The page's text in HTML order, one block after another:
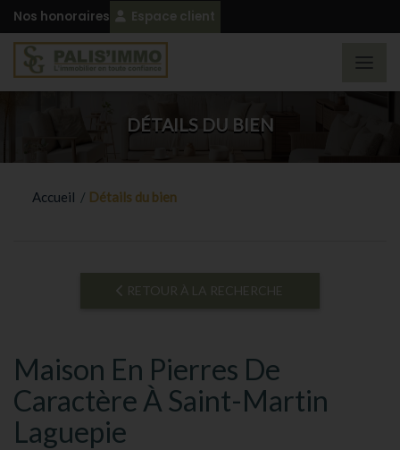
Nos honoraires Espace client
DÉTAILS DU BIEN
Accueil / Détails du bien
RETOUR À LA RECHERCHE
Maison En Pierres De
Caractère À Saint-Martin
Laguepie